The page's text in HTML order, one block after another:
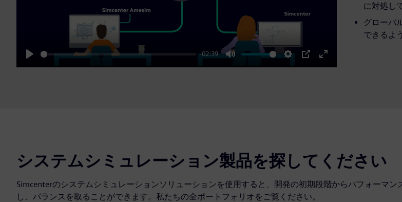
に対処し
グローバ
できるよ
Play
-02:39
Mute Settings
PIP
Enter
システムシミュレーション製品を探してください
Simcenterのシステムシミュレーションソリューションを使用すると、開発の初期段階からパフォーマン
し、バランスを取ることができます。私たちの全ポートフォリオをご覧ください。